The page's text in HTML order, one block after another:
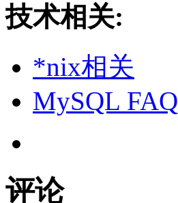
技术相关:
*nix相关
MySQL FAQ
评论